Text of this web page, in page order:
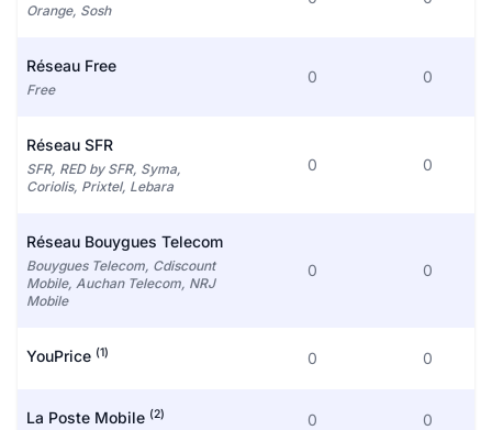
Orange, Sosh
Réseau Free
Free
0 0
Réseau SFR
SFR, RED by SFR, Syma,
Coriolis, Prixtel, Lebara
0 0
Réseau Bouygues Telecom
Bouygues Telecom, Cdiscount
Mobile, Auchan Telecom, NRJ
Mobile
0 0
YouPrice (1) 0 0
La Poste Mobile (2) 0 0